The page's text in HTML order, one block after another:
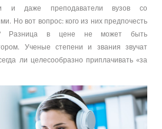
и даже преподаватели вузов со
Но вот вопрос: кого из них предпочесть
Разница в цене не может быть
Ученые степени и звания звучат
ли целесообразно приплачивать «за